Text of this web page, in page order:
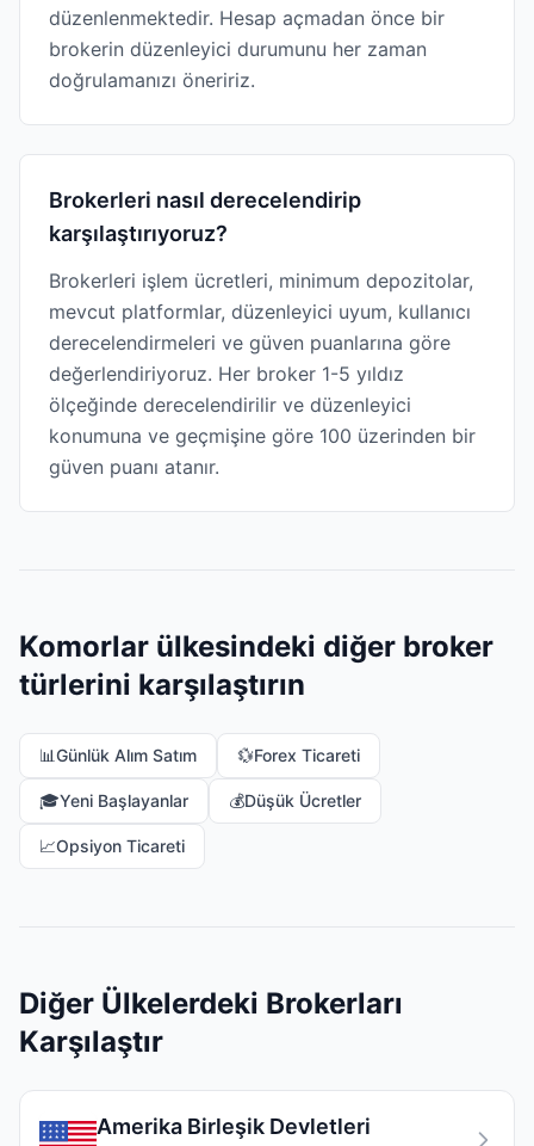
düzenlenmektedir. Hesap açmadan önce bir
brokerin düzenleyici durumunu her zaman
doğrulamanızı öneririz.
Brokerleri nasıl derecelendirip
karşılaştırıyoruz?
Brokerleri işlem ücretleri, minimum depozitolar,
mevcut platformlar, düzenleyici uyum, kullanıcı
derecelendirmeleri ve güven puanlarına göre
değerlendiriyoruz. Her broker 1-5 yıldız
ölçeğinde derecelendirilir ve düzenleyici
konumuna ve geçmişine göre 100 üzerinden bir
güven puanı atanır.
Komorlar ülkesindeki diğer broker
türlerini karşılaştırın
📊Günlük Alım Satım 💱Forex Ticareti
🎓Yeni Başlayanlar 💰Düşük Ücretler
📈Opsiyon Ticareti
Diğer Ülkelerdeki Brokerları
Karşılaştır
Amerika Birleşik Devletleri